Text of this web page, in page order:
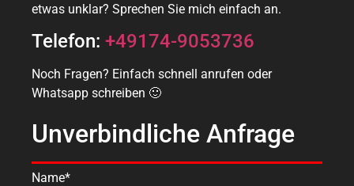
etwas unklar? Sprechen Sie mich einfach an.
Telefon: +49174-9053736
Noch Fragen? Einfach schnell anrufen oder
Whatsapp schreiben 🙂
Unverbindliche Anfrage
Name*